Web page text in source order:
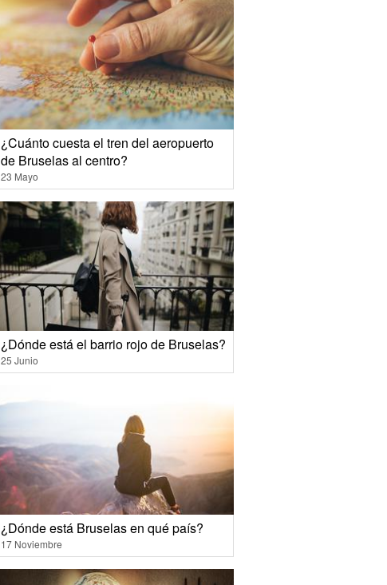
¿Cuánto cuesta el tren del aeropuerto
de Bruselas al centro?
23 Mayo
¿Dónde está el barrio rojo de Bruselas?
25 Junio
¿Dónde está Bruselas en qué país?
17 Noviembre